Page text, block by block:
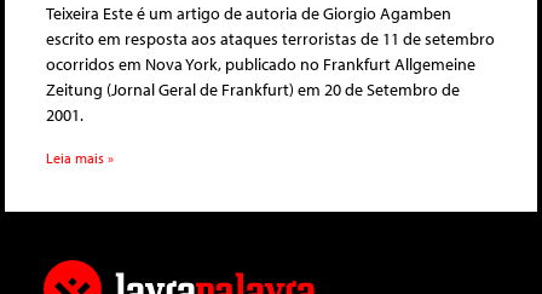
Teixeira Este é um artigo de autoria de Giorgio Agamben
escrito em resposta aos ataques terroristas de 11 de setembro
ocorridos em Nova York, publicado no Frankfurt Allgemeine
Zeitung (Jornal Geral de Frankfurt) em 20 de Setembro de
2001.
Leia mais »